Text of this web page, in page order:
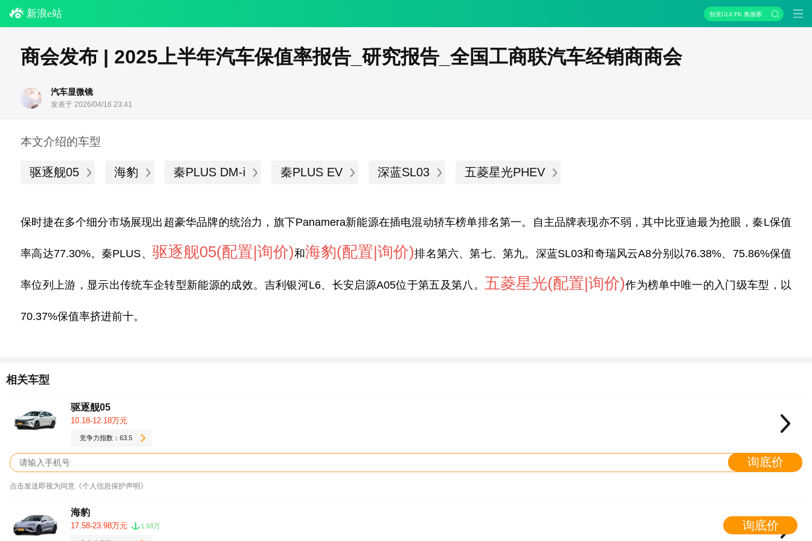
新浪e站 别克GL8 PK 奥德赛
商会发布 | 2025上半年汽车保值率报告_研究报告_全国工商联汽车经销商商会
汽车显微镜
发表于 2026/04/16 23:41
本文介绍的车型
驱逐舰05 海豹 秦PLUS DM-i 秦PLUS EV 深蓝SL03 五菱星光PHEV
保时捷在多个细分市场展现出超豪华品牌的统治力 ，旗下Panamera新能源在插电混动轿车榜单排名第一。 自主品牌表现亦不弱，其中 比亚迪最为抢眼，秦L保值
率高达77.30%。秦PLUS、 驱逐舰05(配置|询价)和海豹(配置|询价)排名第六、第七、第九。深蓝SL03和奇瑞风云A8分别以76.38%、 75.86%保值
率位列上游，显示出传统车企转型新能源的成效。 吉利银河L6、长安启源A05位于第五及第八。 五菱星光(配置|询价)作为榜单中唯一的入门级车型，以
70.37%保值率挤进前十。
相关车型
驱逐舰05
10.18-12.18万元
竞争力指数：63.5
询底价
点击发送即视为同意《个人信息保护声明》
海豹
17.58-23.98万元 1.68万 询底价